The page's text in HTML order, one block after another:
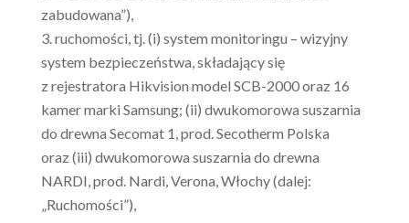
zabudowana”),
ruchomości, tj. (i) system monitoringu – wizyjny
system bezpieczeństwa, składający się
z rejestratora Hikvision model SCB-2000 oraz 16
kamer marki Samsung; (ii) dwukomorowa suszarnia
do drewna Secomat 1, prod. Secotherm Polska
oraz (iii) dwukomorowa suszarnia do drewna
NARDI, prod. Nardi, Verona, Włochy (dalej:
„Ruchomości”),